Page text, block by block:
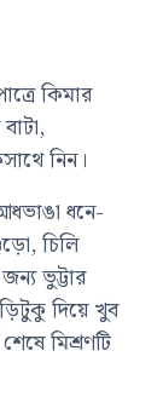
কিমার
নিন।
ধনে-
চিলি
ভুট্টার
দিয়ে খুব
মিশ্রণটি